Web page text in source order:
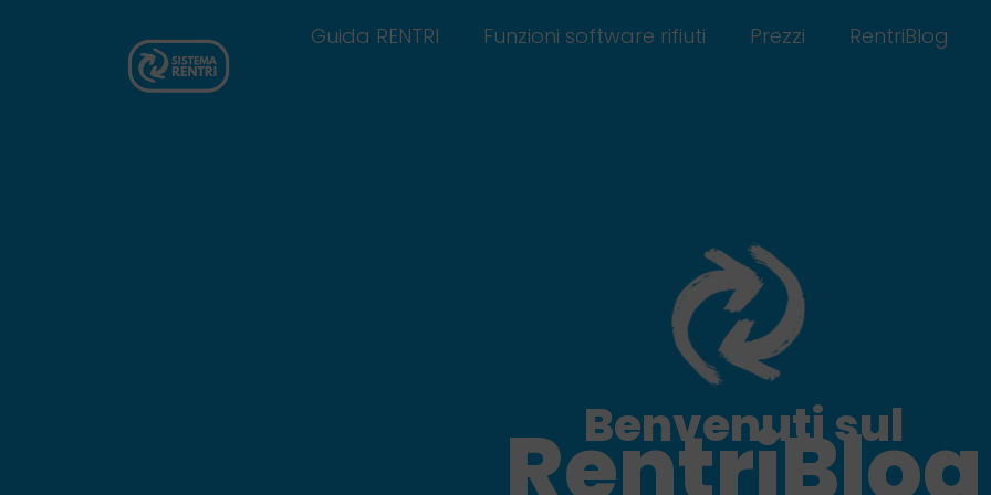
Guida RENTRI Funzioni software rifiuti Prezzi RentriBlog
Benvenuti sul
RentriBlog